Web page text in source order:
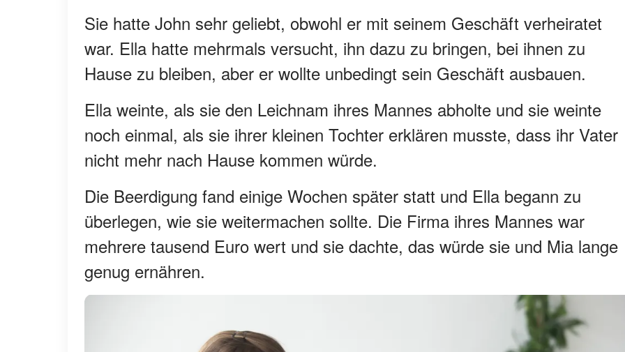
Sie hatte John sehr geliebt, obwohl er mit seinem Geschäft verheiratet
war. Ella hatte mehrmals versucht, ihn dazu zu bringen, bei ihnen zu
Hause zu bleiben, aber er wollte unbedingt sein Geschäft ausbauen.
Ella weinte, als sie den Leichnam ihres Mannes abholte und sie weinte
noch einmal, als sie ihrer kleinen Tochter erklären musste, dass ihr Vater
nicht mehr nach Hause kommen würde.
Die Beerdigung fand einige Wochen später statt und Ella begann zu
überlegen, wie sie weitermachen sollte. Die Firma ihres Mannes war
mehrere tausend Euro wert und sie dachte, das würde sie und Mia lange
genug ernähren.